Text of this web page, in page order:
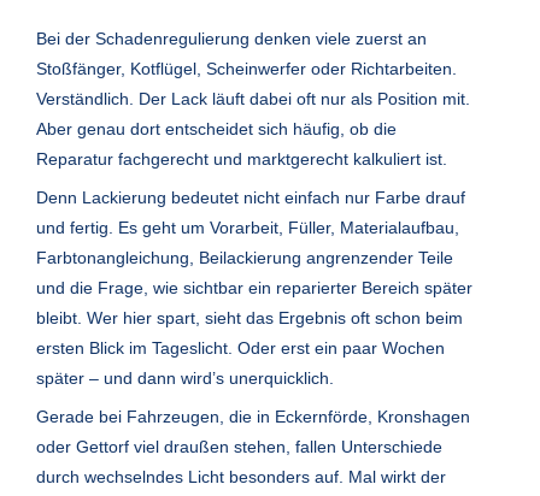
Bei der Schadenregulierung denken viele zuerst an
Stoßfänger, Kotflügel, Scheinwerfer oder Richtarbeiten.
Verständlich. Der Lack läuft dabei oft nur als Position mit.
Aber genau dort entscheidet sich häufig, ob die
Reparatur fachgerecht und marktgerecht kalkuliert ist.
Denn Lackierung bedeutet nicht einfach nur Farbe drauf
und fertig. Es geht um Vorarbeit, Füller, Materialaufbau,
Farbtonangleichung, Beilackierung angrenzender Teile
und die Frage, wie sichtbar ein reparierter Bereich später
bleibt. Wer hier spart, sieht das Ergebnis oft schon beim
ersten Blick im Tageslicht. Oder erst ein paar Wochen
später – und dann wird’s unerquicklich.
Gerade bei Fahrzeugen, die in Eckernförde, Kronshagen
oder Gettorf viel draußen stehen, fallen Unterschiede
durch wechselndes Licht besonders auf. Mal wirkt der